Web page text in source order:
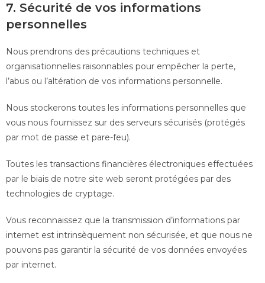
7. Sécurité de vos informations
personnelles
Nous prendrons des précautions techniques et
organisationnelles raisonnables pour empêcher la perte,
l’abus ou l’altération de vos informations personnelle.
Nous stockerons toutes les informations personnelles que
vous nous fournissez sur des serveurs sécurisés (protégés
par mot de passe et pare-feu).
Toutes les transactions financières électroniques effectuées
par le biais de notre site web seront protégées par des
technologies de cryptage.
Vous reconnaissez que la transmission d’informations par
internet est intrinsèquement non sécurisée, et que nous ne
pouvons pas garantir la sécurité de vos données envoyées
par internet.